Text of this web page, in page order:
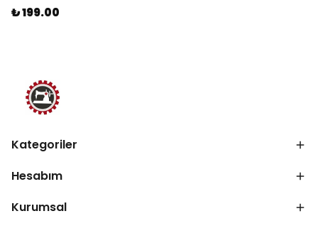
₺ 199.00
Kategoriler
Hesabım
Kurumsal